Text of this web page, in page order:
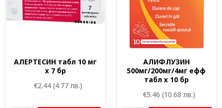
АЛЕРТЕСИН табл 10 мг
х 7 бр
€2.44 (4.77 лв.)
АЛИФЛУЗИН
500мг/200мг/4мг ефф
табл х 10 бр
€5.46 (10.68 лв.)